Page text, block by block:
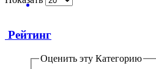
Рейтинг
Оценить эту Категорию